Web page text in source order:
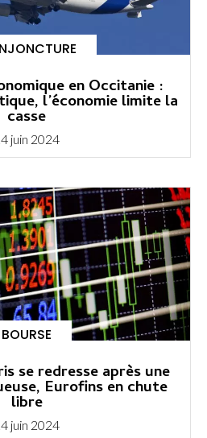
en Occitanie :
l’économie limite la
casse
juin 2024
BOURSE
se redresse après une
Eurofins en chute
libre
juin 2024